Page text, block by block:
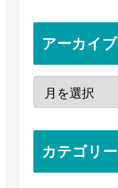
アーカイブ
カテゴリー